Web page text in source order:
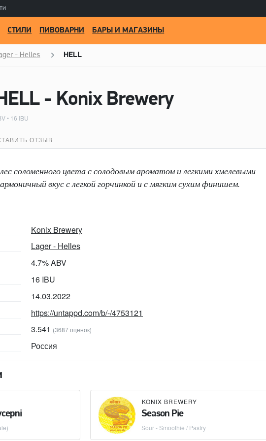
СТИЛИ ПИВОВАРНИ БАРЫ И МАГАЗИНЫ
- Helles HELL
- Konix Brewery
• 16 IBU
ОТЗЫВ
соломенного цвета с солодовым ароматом и легкими хмелевыми
вкус с легкой горчинкой и с мягким сухим финишем.
Konix Brewery
Lager - Helles
4.7% ABV
16 IBU
14.03.2022
https://untappd.com/b/-/4753121
3.541 (3687 оценок)
Россия
KONIX BREWERY
Season Pie
Sour - Smoothie / Pastry